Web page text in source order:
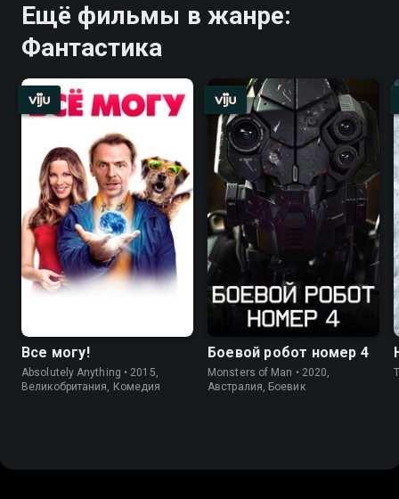
Ещё фильмы в жанре:
Фантастика
Все могу!
Absolutely Anything • 2015,
Великобритания, Комедия
Боевой робот номер 4
Monsters of Man • 2020,
Австралия, Боевик